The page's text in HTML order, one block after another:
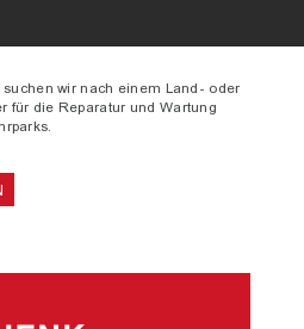
suchen wir nach einem Land- oder
für die Reparatur und Wartung